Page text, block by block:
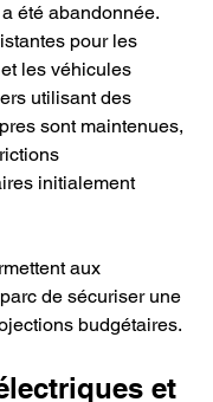
été abandonnée.
pour les
les véhicules
utilisant des
sont maintenues,
initialement
aux
de sécuriser une
budgétaires.
et